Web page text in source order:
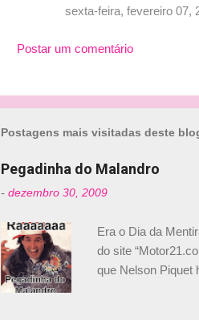
á
r
o
s
sexta-feira, fevereiro 07,
Postar um comentário
Postagens mais visitadas deste
Pegadinha do Malandro
- dezembro 30, 2009
Era o Dia da
do site
que Nelson Piquet
dirigente foi